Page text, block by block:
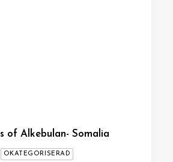
of Alkebulan- Somalia
OKATEGORISERAD